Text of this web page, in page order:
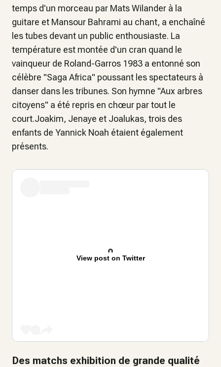
temps d'un morceau par Mats Wilander à la
guitare et Mansour Bahrami au chant, a enchaîné
les tubes devant un public enthousiaste. La
température est montée d'un cran quand le
vainqueur de Roland-Garros 1983 a entonné son
célèbre "Saga Africa" poussant les spectateurs à
danser dans les tribunes. Son hymne "Aux arbres
citoyens" a été repris en chœur par tout le
court.Joakim, Jenaye et Joalukas, trois des
enfants de Yannick Noah étaient également
présents.
View post on Twitter
Des matchs exhibition de grande qualité